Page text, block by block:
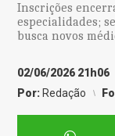
Inscrições
especialidades;
busca novos
02/06/2026 21h06
Por: Redação